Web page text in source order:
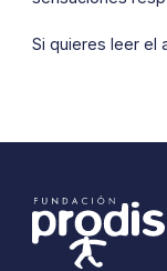
Si quieres leer el